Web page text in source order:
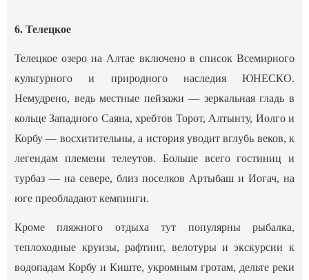
6. Телецкое
Телецкое озеро на Алтае включено в список Всемирного
культурного и природного наследия ЮНЕСКО.
Немудрено, ведь местные пейзажи — зеркальная гладь в
кольце Западного Саяна, хребтов Торот, Алтынту, Иолго и
Корбу — восхитительны, а история уводит вглубь веков, к
легендам племени телеутов. Больше всего гостиниц и
турбаз — на севере, близ поселков Артыбаш и Иогач, на
юге преобладают кемпинги.
Кроме пляжного отдыха тут популярны рыбалка,
теплоходные круизы, рафтинг, велотуры и экскурсии к
водопадам Корбу и Киште, укромным гротам, дельте реки